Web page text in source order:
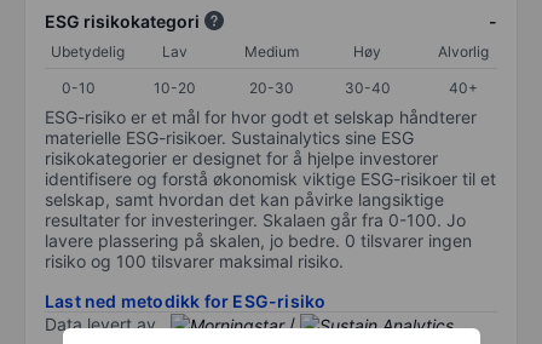
ESG risikokategori -
Ubetydelig Lav Medium Høy
Alvorlig
0-10
10-20 20-30 30-40 40+
ESG-risiko er et mål for hvor godt et selskap håndterer
materielle ESG-risikoer. Sustainalytics sine ESG
risikokategorier er designet for å hjelpe investorer
identifisere og forstå økonomisk viktige ESG-risikoer til et
selskap, samt hvordan det kan påvirke langsiktige
resultater for investeringer. Skalaen går fra 0-100. Jo
lavere plassering på skalen, jo bedre. 0 tilsvarer ingen
risiko og 100 tilsvarer maksimal risiko.
Last ned metodikk for ESG-risiko
Data levert av
/